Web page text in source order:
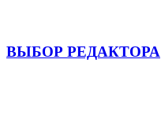
ВЫБОР РЕДАКТОРА